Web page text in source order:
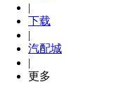
|
下载
|
汽配城
|
更多